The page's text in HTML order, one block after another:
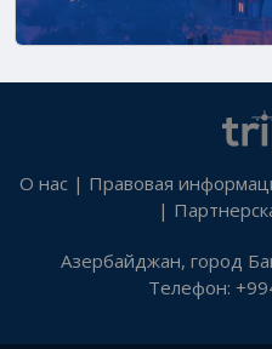
О нас| Правовая
|
Азербайджан, город
Телефон: